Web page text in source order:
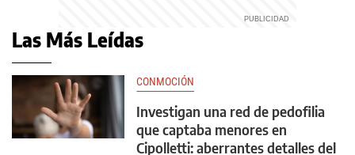
Las Más Leídas
CONMOCIÓN
Investigan una red de pedofilia
que captaba menores en
Cipolletti: aberrantes detalles del